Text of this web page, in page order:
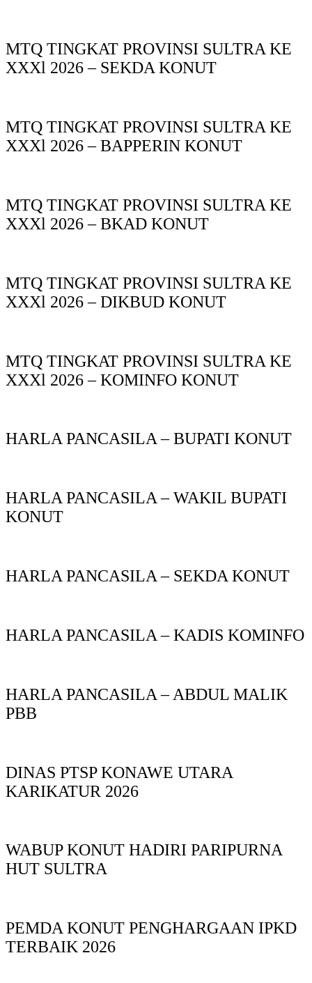
MTQ TINGKAT PROVINSI SULTRA KE
XXXl 2026 – SEKDA KONUT
MTQ TINGKAT PROVINSI SULTRA KE
XXXl 2026 – BAPPERIN KONUT
MTQ TINGKAT PROVINSI SULTRA KE
XXXl 2026 – BKAD KONUT
MTQ TINGKAT PROVINSI SULTRA KE
XXXl 2026 – DIKBUD KONUT
MTQ TINGKAT PROVINSI SULTRA KE
XXXl 2026 – KOMINFO KONUT
HARLA PANCASILA – BUPATI KONUT
HARLA PANCASILA – WAKIL BUPATI
KONUT
HARLA PANCASILA – SEKDA KONUT
HARLA PANCASILA – KADIS KOMINFO
HARLA PANCASILA – ABDUL MALIK
PBB
DINAS PTSP KONAWE UTARA
KARIKATUR 2026
WABUP KONUT HADIRI PARIPURNA
HUT SULTRA
PEMDA KONUT PENGHARGAAN IPKD
TERBAIK 2026